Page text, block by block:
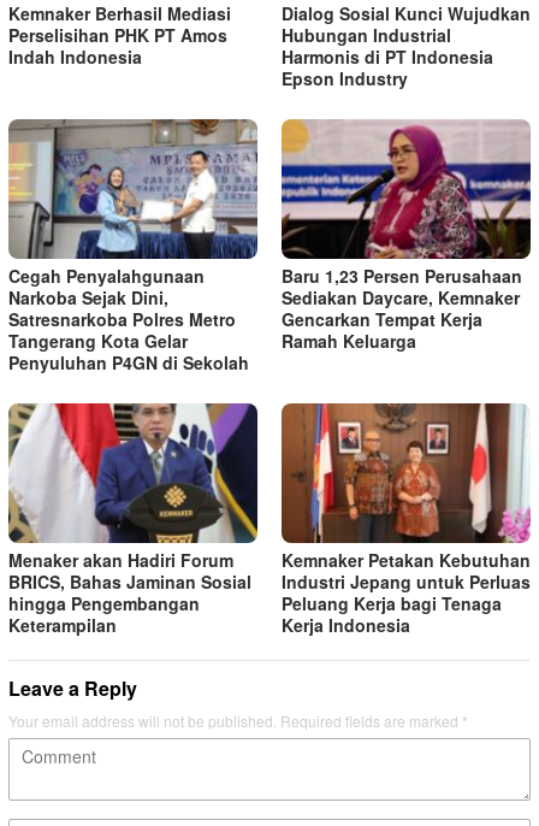
Kemnaker Berhasil Mediasi
Perselisihan PHK PT Amos
Indah Indonesia
Dialog Sosial Kunci Wujudkan
Hubungan Industrial
Harmonis di PT Indonesia
Epson Industry
Cegah Penyalahgunaan
Narkoba Sejak Dini,
Satresnarkoba Polres Metro
Tangerang Kota Gelar
Penyuluhan P4GN di Sekolah
Baru 1,23 Persen Perusahaan
Sediakan Daycare, Kemnaker
Gencarkan Tempat Kerja
Ramah Keluarga
Menaker akan Hadiri Forum
BRICS, Bahas Jaminan Sosial
hingga Pengembangan
Keterampilan
Kemnaker Petakan Kebutuhan
Industri Jepang untuk Perluas
Peluang Kerja bagi Tenaga
Kerja Indonesia
Leave a Reply
Your email address will not be published. Required fields are marked *